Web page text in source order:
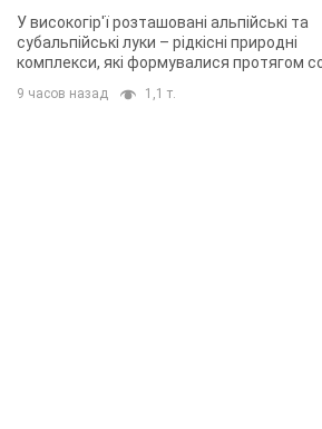
У високогір'ї розташовані альпійські та
субальпійські луки – рідкісні природні
комплекси, які формувалися протягом
9 часов назад 1,1 т.